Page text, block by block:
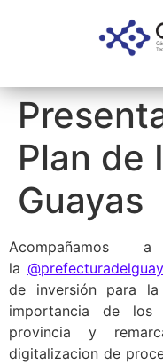
Plan de
Guayas
Acompañamos
la
de inversión para
importancia de los
provincia y
digitalizacion de